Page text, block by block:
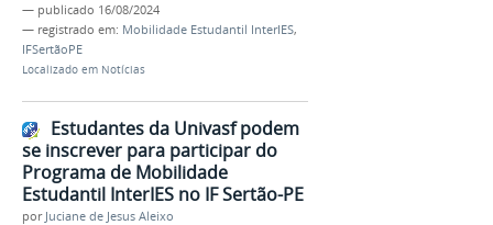
— publicado 16/08/2024
— registrado em: Mobilidade Estudantil InterIES,
IFSertãoPE
Localizado em Notícias
Estudantes da Univasf podem
se inscrever para participar do
Programa de Mobilidade
Estudantil InterIES no IF Sertão-PE
por Juciane de Jesus Aleixo